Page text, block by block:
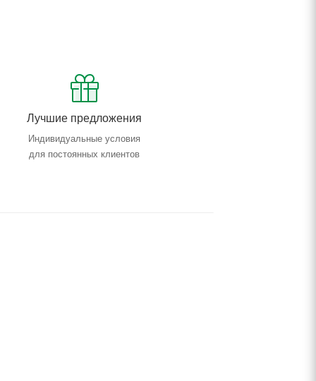
Лучшие предложения
Индивидуальные условия
для постоянных клиентов